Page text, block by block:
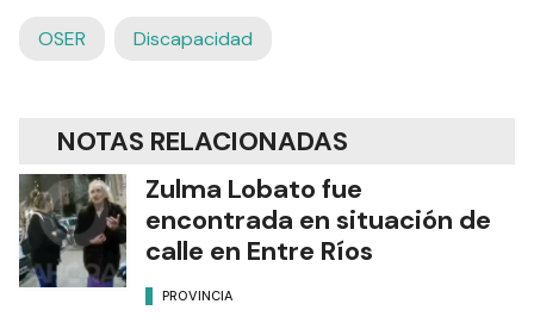
OSER Discapacidad
NOTAS RELACIONADAS
Zulma Lobato fue
encontrada en situación de
calle en Entre Ríos
PROVINCIA